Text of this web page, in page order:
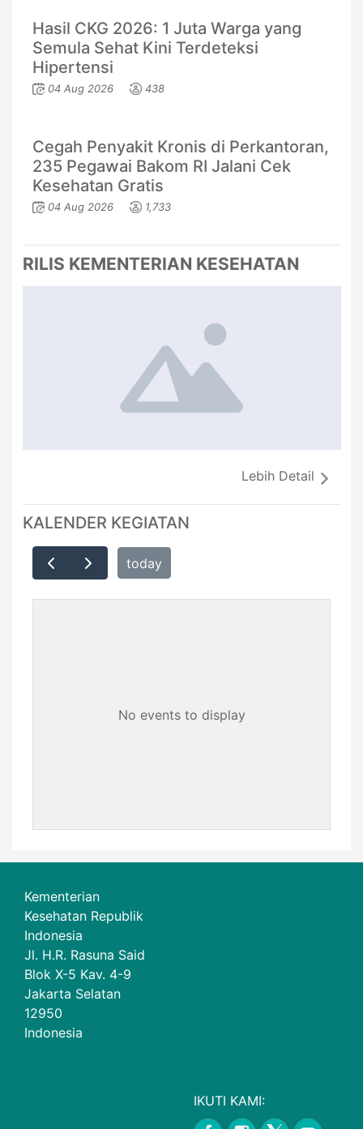
Hasil CKG 2026: 1 Juta Warga yang
Semula Sehat Kini Terdeteksi
Hipertensi
04 Aug 2026 438
Cegah Penyakit Kronis di Perkantoran,
235 Pegawai Bakom RI Jalani Cek
Kesehatan Gratis
04 Aug 2026 1,733
RILIS KEMENTERIAN KESEHATAN
Lebih Detail
KALENDER KEGIATAN
today
No events to display
Kementerian
Kesehatan Republik
Indonesia
Jl. H.R. Rasuna Said
Blok X-5 Kav. 4-9
Jakarta Selatan
12950
Indonesia
IKUTI KAMI: